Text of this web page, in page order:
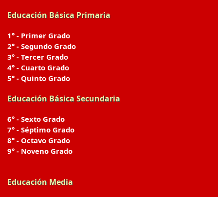
Educación Básica Primaria
1° - Primer Grado
2° - Segundo Grado
3° - Tercer Grado
4° - Cuarto Grado
5° - Quinto Grado
Educación Básica Secundaria
6° - Sexto Grado
7° - Séptimo Grado
8° - Octavo Grado
9° - Noveno Grado
Educación Media